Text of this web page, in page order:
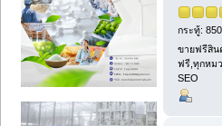
กระทู้:
ขายฟรีสิน
ฟรี,ทุกหม
SEO